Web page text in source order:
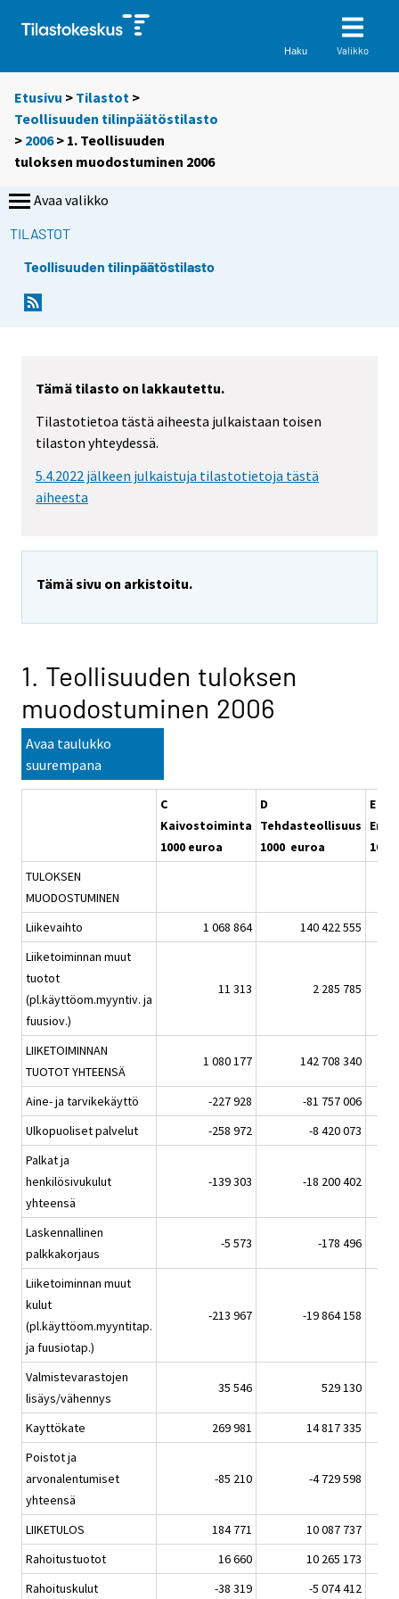
Haku Valikko
Etusivu > Tilastot >
Teollisuuden tilinpäätöstilasto
> 2006> 1. Teollisuuden
tuloksen muodostuminen 2006
Avaa valikko
TILASTOT
Teollisuuden tilinpäätöstilasto
Tämä tilasto on lakkautettu.
Tilastotietoa tästä aiheesta julkaistaan toisen
tilaston yhteydessä.
5.4.2022 jälkeen julkaistuja tilastotietoja tästä
aiheesta
Tämä sivu on arkistoitu.
1. Teollisuuden tuloksen
muodostuminen 2006
Avaa taulukko
suurempana
C
Kaivostoiminta
1000 euroa
D
Tehdasteollisuus
1000 euroa
E
TULOKSEN
MUODOSTUMINEN
Liikevaihto
1 068 864
140 422 555
Liiketoiminnan muut
tuotot
(pl.käyttöom.myyntiv. ja
fuusiov.)
11 313 2 285 785
LIIKETOIMINNAN
TUOTOT YHTEENSÄ
1 080 177 142 708 340
Aine- ja tarvikekäyttö -227 928
-81 757 006
Ulkopuoliset palvelut
-258 972
-8 420 073
Palkat ja
henkilösivukulut
yhteensä
-139 303 -18 200 402
Laskennallinen
palkkakorjaus
-5 573 -178 496
Liiketoiminnan muut
kulut
(pl.käyttöom.myyntitap.
ja fuusiotap.)
-213 967 -19 864 158
Valmistevarastojen
lisäys/vähennys
35 546 529 130
Kayttökate 269 981
14 817 335
Poistot ja
arvonalentumiset
yhteensä
-85 210 -4 729 598
LIIKETULOS 184 771
10 087 737
Rahoitustuotot
16 660
10 265 173
Rahoituskulut
-38 319 -5 074 412